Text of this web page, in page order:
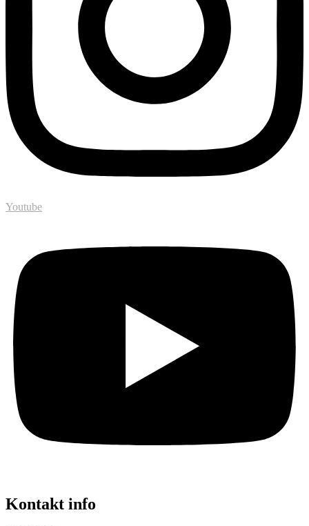
Youtube
Kontakt info